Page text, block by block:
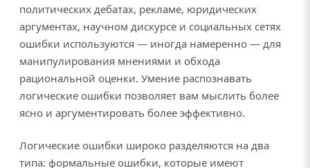
политических дебатах, рекламе, юридических
аргументах, научном дискурсе и социальных сетях
ошибки используются — иногда намеренно — для
манипулирования мнениями и обхода
рациональной оценки. Умение распознавать
логические ошибки позволяет вам мыслить более
ясно и аргументировать более эффективно.
Логические ошибки широко разделяются на два
типа: формальные ошибки, которые имеют